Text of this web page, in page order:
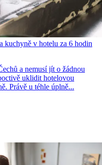
v hotelu za 6 hodin
a nemusí jít o žádnou
uklidit hotelovou
Právě u téhle úplně...